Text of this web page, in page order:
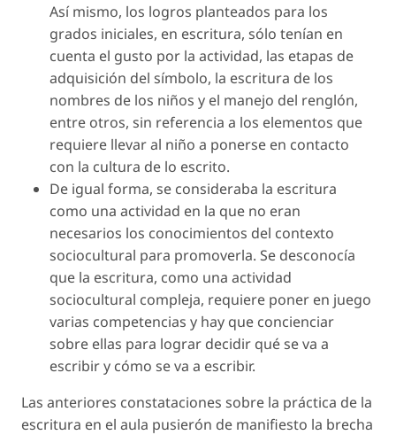
Así mismo, los logros planteados para los
grados iniciales, en escritura, sólo tenían en
cuenta el gusto por la actividad, las etapas de
adquisición del símbolo, la escritura de los
nombres de los niños y el manejo del renglón,
entre otros, sin referencia a los elementos que
requiere llevar al niño a ponerse en contacto
con la cultura de lo escrito.
De igual forma, se consideraba la escritura
como una actividad en la que no eran
necesarios los conocimientos del contexto
sociocultural para promoverla. Se desconocía
que la escritura, como una actividad
sociocultural compleja, requiere poner en juego
varias competencias y hay que concienciar
sobre ellas para lograr decidir qué se va a
escribir y cómo se va a escribir.
Las anteriores constataciones sobre la práctica de la
escritura en el aula pusierón de manifiesto la brecha